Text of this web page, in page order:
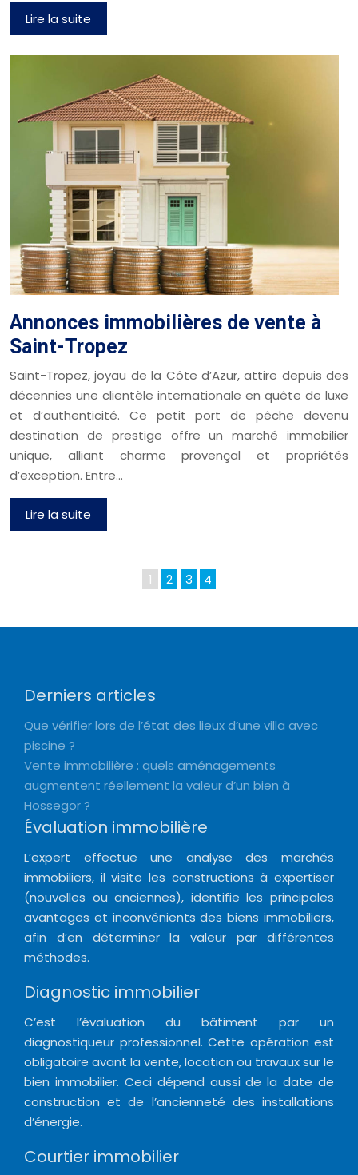
Lire la suite
Annonces immobilières de vente à
Saint-Tropez
Saint-Tropez, joyau de la Côte d’Azur, attire depuis des
décennies une clientèle internationale en quête de luxe
et d’authenticité. Ce petit port de pêche devenu
destination de prestige offre un marché immobilier
unique, alliant charme provençal et propriétés
d’exception. Entre…
Lire la suite
1 2 3 4
Derniers articles
Que vérifier lors de l’état des lieux d’une villa avec
piscine ?
Vente immobilière : quels aménagements
augmentent réellement la valeur d’un bien à
Hossegor ?
Évaluation immobilière
L’expert effectue une analyse des marchés
immobiliers, il visite les constructions à expertiser
(nouvelles ou anciennes), identifie les principales
avantages et inconvénients des biens immobiliers,
afin d’en déterminer la valeur par différentes
méthodes.
Diagnostic immobilier
C’est l’évaluation du bâtiment par un
diagnostiqueur professionnel. Cette opération est
obligatoire avant la vente, location ou travaux sur le
bien immobilier. Ceci dépend aussi de la date de
construction et de l’ancienneté des installations
d’énergie.
Courtier immobilier